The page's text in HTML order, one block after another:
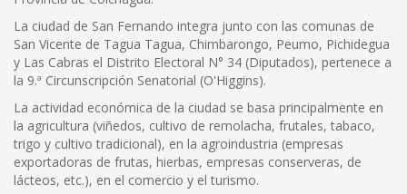
La ciudad de San Fernando integra junto con las comunas de
San Vicente de Tagua Tagua, Chimbarongo, Peumo, Pichidegua
y Las Cabras el Distrito Electoral N° 34 (Diputados), pertenece a
la 9.ª Circunscripción Senatorial (O'Higgins).
La actividad económica de la ciudad se basa principalmente en
la agricultura (viñedos, cultivo de remolacha, frutales, tabaco,
trigo y cultivo tradicional), en la agroindustria (empresas
exportadoras de frutas, hierbas, empresas conserveras, de
lácteos, etc.), en el comercio y el turismo.